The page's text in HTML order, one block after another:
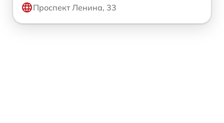
Проспект Ленина, 33